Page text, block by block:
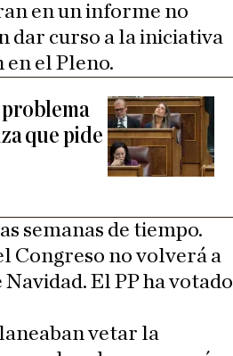
en un informe no
dar curso a la iniciativa
el Pleno.
problema
que pide
semanas de tiempo.
Congreso no volverá a
El PP ha votado
vetar la